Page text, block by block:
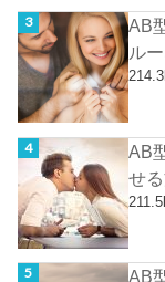
AB
ル
AB
せ
AB